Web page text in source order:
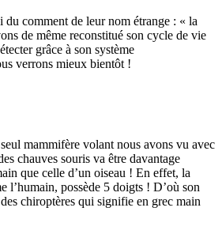
du comment de leur nom étrange : « la
de même reconstitué son cycle de vie
grâce à son système
verrons mieux bientôt !
mammifère volant nous avons vu avec
chauves souris va être davantage
que celle d’un oiseau ! En effet, la
l’humain, possède 5 doigts ! D’où son
chiroptères qui signifie en grec main